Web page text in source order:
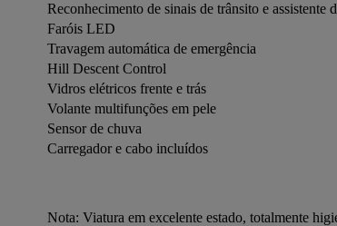
Reconhecimento de sinais de trânsito e assistente
Faróis LED
Travagem automática de emergência
Hill Descent Control
Vidros elétricos frente e trás
Volante multifunções em pele
Sensor de chuva
Carregador e cabo incluídos
Nota: Viatura em excelente estado, totalmente